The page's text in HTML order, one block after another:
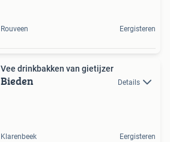
Rouveen Eergisteren
Vee drinkbakken van gietijzer
Bieden Details
Klarenbeek Eergisteren